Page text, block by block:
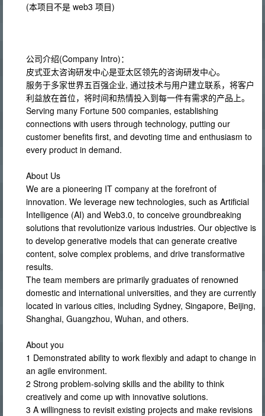
(本项目不是 web3 项目)
公司介绍(Company Intro)：
皮式亚太咨询研发中心是亚太区领先的咨询研发中心。
服务于多家世界五百强企业, 通过技术与用户建立联系，将客户
利益放在首位，将时间和热情投入到每一件有需求的产品上。
Serving many Fortune 500 companies, establishing
connections with users through technology, putting our
customer benefits first, and devoting time and enthusiasm to
every product in demand.
About Us
We are a pioneering IT company at the forefront of
innovation. We leverage new technologies, such as Artificial
Intelligence (AI) and Web3.0, to conceive groundbreaking
solutions that revolutionize various industries. Our objective is
to develop generative models that can generate creative
content, solve complex problems, and drive transformative
results.
The team members are primarily graduates of renowned
domestic and international universities, and they are currently
located in various cities, including Sydney, Singapore, Beijing,
Shanghai, Guangzhou, Wuhan, and others.
About you
1 Demonstrated ability to work flexibly and adapt to change in
an agile environment.
2 Strong problem-solving skills and the ability to think
creatively and come up with innovative solutions.
3 A willingness to revisit existing projects and make revisions